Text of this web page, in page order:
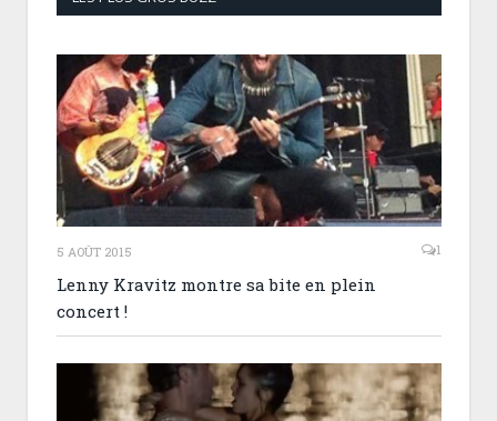
5 AOÛT 2015 1
Lenny Kravitz montre sa bite en plein
concert !